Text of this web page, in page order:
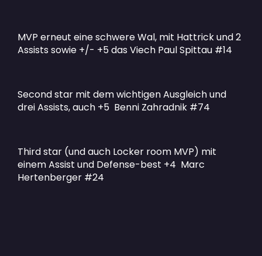
MVP erneut eine schwere Wal, mit Hattrick und 2
Assists sowie +/- +5 das Viech Paul Spittau #14
Second star mit dem wichtigen Ausgleich und
drei Assists, auch +5 Benni Zahradnik #74
Third star (und auch Locker room MVP) mit
einem Assist und Defense-best +4 Marc
Hertenberger #24